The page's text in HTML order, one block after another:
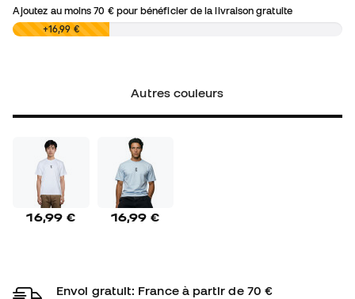
Ajoutez au moins70 €pour bénéficier de la livraison gratuite
0,00 € +16,99 €
Autres couleurs
16,99 € 16,99 €
Envoi gratuit: France à partir de 70 €